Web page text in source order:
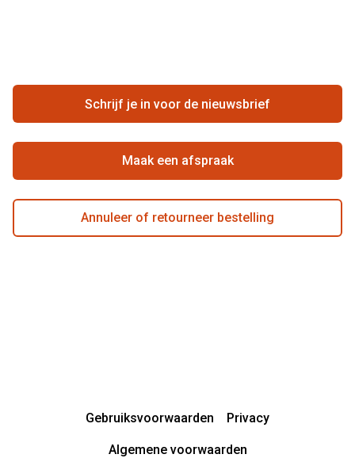
Zorgvergoeding
Ondernemen bij Pearle
Beste winkelketen
Actievoorwaarden
Schrijf je in voor de nieuwsbrief
Maak een afspraak
Annuleer of retourneer bestelling
Gebruiksvoorwaarden Privacy
Algemene voorwaarden